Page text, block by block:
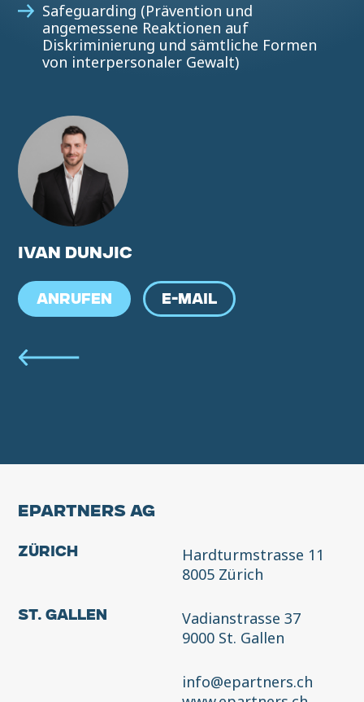
Safeguarding (Prävention und
angemessene Reaktionen auf
Diskriminierung und sämtliche Formen
von interpersonaler Gewalt)
IVAN DUNJIC
ANRUFEN E-MAIL
EPARTNERS AG
Zürich
Hardturmstrasse 11
8005 Zürich
St. Gallen
Vadianstrasse 37
9000 St. Gallen
info@epartners.ch